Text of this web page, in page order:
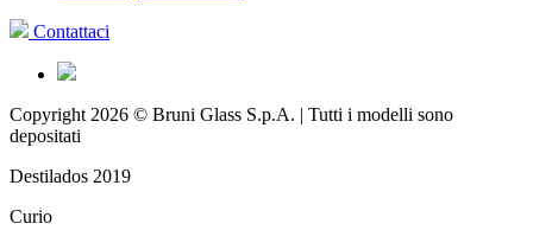
Contattaci
Copyright 2026 © Bruni Glass S.p.A. | Tutti i modelli sono
depositati
Destilados 2019
Curio